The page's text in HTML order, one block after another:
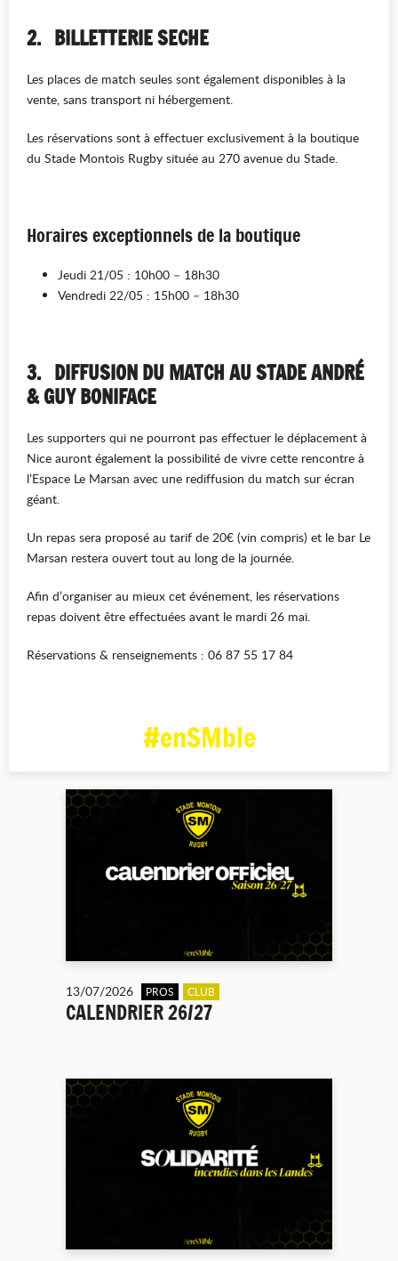
2. BILLETTERIE SECHE
Les places de match seules sont également disponibles à la
vente, sans transport ni hébergement.
Les réservations sont à effectuer exclusivement à la boutique
du Stade Montois Rugby située au 270 avenue du Stade.
Horaires exceptionnels de la boutique
Jeudi 21/05 : 10h00 – 18h30
Vendredi 22/05 : 15h00 – 18h30
3. DIFFUSION DU MATCH AU STADE ANDRÉ
& GUY BONIFACE
Les supporters qui ne pourront pas effectuer le déplacement à
Nice auront également la possibilité de vivre cette rencontre à
l’Espace Le Marsan avec une rediffusion du match sur écran
géant.
Un repas sera proposé au tarif de 20€ (vin compris) et le bar Le
Marsan restera ouvert tout au long de la journée.
Afin d’organiser au mieux cet événement, les réservations
repas doivent être effectuées avant le mardi 26 mai.
Réservations & renseignements : 06 87 55 17 84
#enSMble
13/07/2026 PROS CLUB
CALENDRIER 26/27